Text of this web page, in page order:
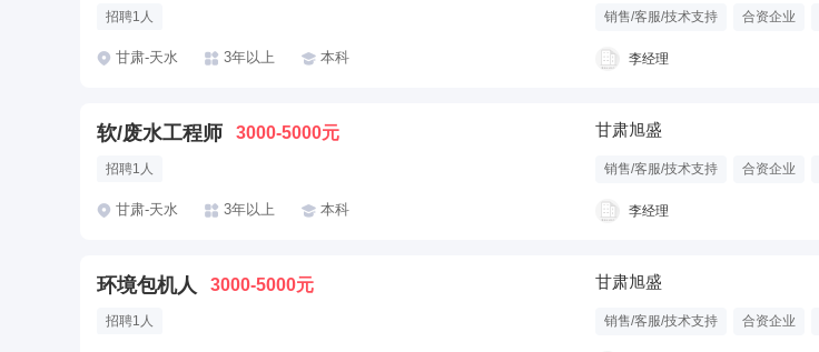
招聘1人
甘肃-天水 3年以上 本科
销售/客服/技术支持 合资企业
李经理
软/废水工程师 3000-5000元
招聘1人
甘肃-天水 3年以上 本科
甘肃旭盛
销售/客服/技术支持 合资企业
李经理
环境包机人 3000-5000元
招聘1人
甘肃旭盛
销售/客服/技术支持 合资企业